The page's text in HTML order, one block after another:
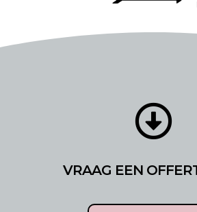

VRAAG EEN